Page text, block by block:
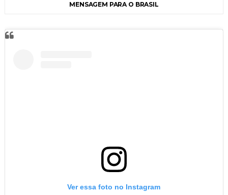
MENSAGEM PARA O BRASIL
Ver essa foto no Instagram